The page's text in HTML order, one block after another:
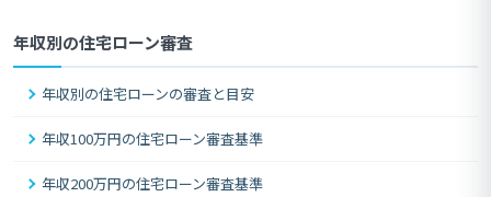
年収別の住宅ローン審査
年収別の住宅ローンの審査と目安
年収100万円の住宅ローン審査基準
年収200万円の住宅ローン審査基準